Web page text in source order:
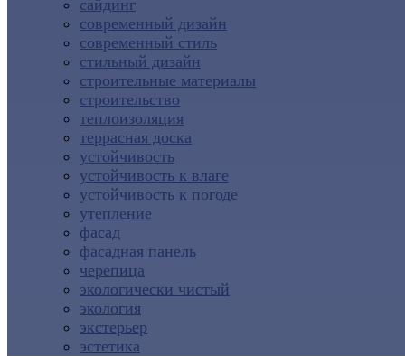
сайдинг
современный дизайн
современный стиль
стильный дизайн
строительные материалы
строительство
теплоизоляция
террасная доска
устойчивость
устойчивость к влаге
устойчивость к погоде
утепление
фасад
фасадная панель
черепица
экологически чистый
экология
экстерьер
эстетика